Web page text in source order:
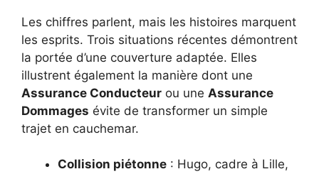
Les chiffres parlent, mais les histoires marquent
les esprits. Trois situations récentes démontrent
la portée d’une couverture adaptée. Elles
illustrent également la manière dont une
Assurance Conducteur ou une Assurance
Dommages évite de transformer un simple
trajet en cauchemar.
Collision piétonne : Hugo, cadre à Lille,